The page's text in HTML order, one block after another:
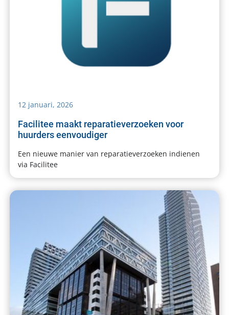
12 januari, 2026
Facilitee maakt reparatieverzoeken voor
huurders eenvoudiger
Een nieuwe manier van reparatieverzoeken indienen
via Facilitee